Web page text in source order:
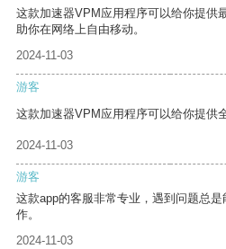
这款加速器VPM应用程序可以给你提供
助你在网络上自由移动。
2024-11-03
游客
这款加速器VPM应用程序可以给你提供
2024-11-03
游客
这款app的客服非常专业，遇到问题总
作。
2024-11-03